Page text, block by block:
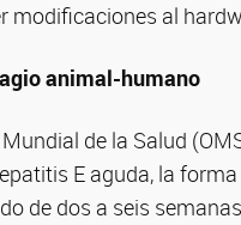
modificaciones al
animal-humano
de la Salud
E aguda, la
de dos a seis